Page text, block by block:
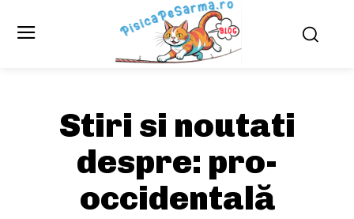
Stiri si noutati
despre: pro-
occidentală